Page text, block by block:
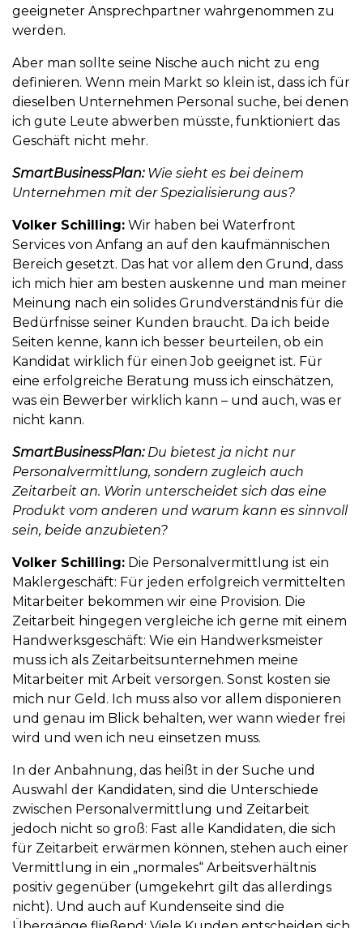
geeigneter Ansprechpartner wahrgenommen zu
werden.
Aber man sollte seine Nische auch nicht zu eng
definieren. Wenn mein Markt so klein ist, dass ich für
dieselben Unternehmen Personal suche, bei denen
ich gute Leute abwerben müsste, funktioniert das
Geschäft nicht mehr.
SmartBusinessPlan: Wie sieht es bei deinem
Unternehmen mit der Spezialisierung aus?
Volker Schilling: Wir haben bei Waterfront
Services von Anfang an auf den kaufmännischen
Bereich gesetzt. Das hat vor allem den Grund, dass
ich mich hier am besten auskenne und man meiner
Meinung nach ein solides Grundverständnis für die
Bedürfnisse seiner Kunden braucht. Da ich beide
Seiten kenne, kann ich besser beurteilen, ob ein
Kandidat wirklich für einen Job geeignet ist. Für
eine erfolgreiche Beratung muss ich einschätzen,
was ein Bewerber wirklich kann – und auch, was er
nicht kann.
SmartBusinessPlan: Du bietest ja nicht nur
Personalvermittlung, sondern zugleich auch
Zeitarbeit an. Worin unterscheidet sich das eine
Produkt vom anderen und warum kann es sinnvoll
sein, beide anzubieten?
Volker Schilling: Die Personalvermittlung ist ein
Maklergeschäft: Für jeden erfolgreich vermittelten
Mitarbeiter bekommen wir eine Provision. Die
Zeitarbeit hingegen vergleiche ich gerne mit einem
Handwerksgeschäft: Wie ein Handwerksmeister
muss ich als Zeitarbeitsunternehmen meine
Mitarbeiter mit Arbeit versorgen. Sonst kosten sie
mich nur Geld. Ich muss also vor allem disponieren
und genau im Blick behalten, wer wann wieder frei
wird und wen ich neu einsetzen muss.
In der Anbahnung, das heißt in der Suche und
Auswahl der Kandidaten, sind die Unterschiede
zwischen Personalvermittlung und Zeitarbeit
jedoch nicht so groß: Fast alle Kandidaten, die sich
für Zeitarbeit erwärmen können, stehen auch einer
Vermittlung in ein „normales“ Arbeitsverhältnis
positiv gegenüber (umgekehrt gilt das allerdings
nicht). Und auch auf Kundenseite sind die